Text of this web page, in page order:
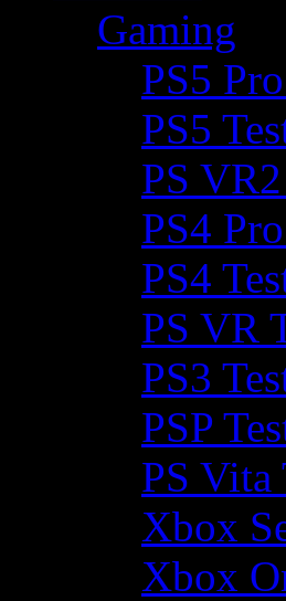
Gaming
PS5
PS5
PS
PS4
PS4
PS VR
PS3
PSP
PS Vita
Xbox
Xbox